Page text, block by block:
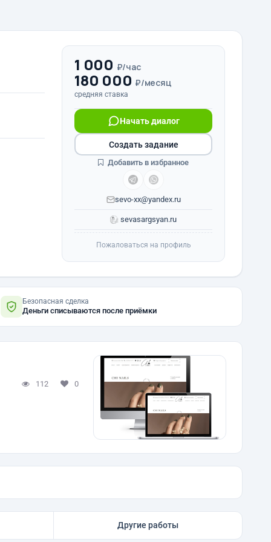
1 000 ₽/час
180 000 ₽/месяц
средняя ставка
Начать диалог
sevo-xx@yandex.ru
sevasargsyan.ru
Создать задание
Добавить в избранное
Пожаловаться на профиль
Безопасная сделка
Деньги списываются после приёмки
112 0
Другие работы